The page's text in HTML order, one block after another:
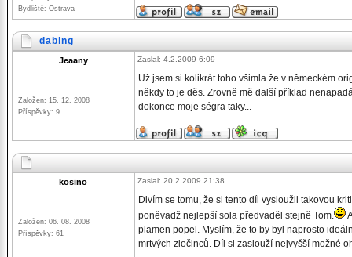
Bydliště: Ostrava
dabing
Jeaany
Založen: 15. 12. 2008
Příspěvky: 9
Zaslal: 4.2.2009 6:09
Už jsem si kolikrát toho všimla že v německém
někdy to je děs. Zrovně mě další příklad
dokonce moje ségra taky...
kosino
Založen: 06. 08. 2008
Příspěvky: 61
Zaslal: 20.2.2009 21:38
Divím se tomu, že si tento díl vysloužil takovou
poněvadž nejlepší sola předvaděl stejně Tom.
plamen popel. Myslím, že to by byl naprosto
mrtvých zločinců. Díl si zaslouží nejvyšší možné